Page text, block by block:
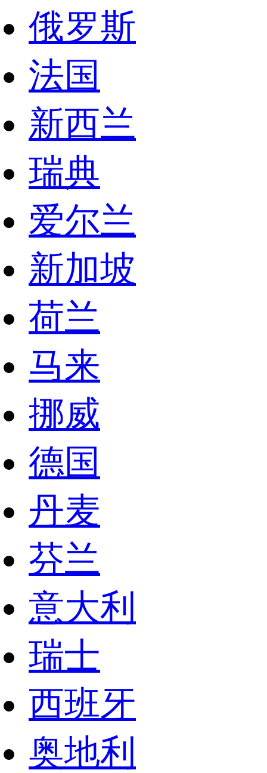
俄罗斯
法国
新西兰
瑞典
爱尔兰
新加坡
荷兰
马来
挪威
德国
丹麦
芬兰
意大利
瑞士
西班牙
奥地利